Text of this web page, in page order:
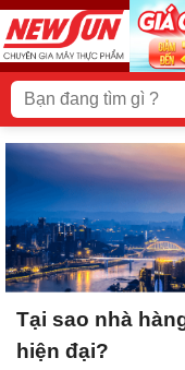
Skip
to
content
Tìm
kiếm:
Tại sao nhà
hiện đại?